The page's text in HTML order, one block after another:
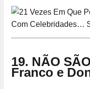
19. NÃO
Franco e